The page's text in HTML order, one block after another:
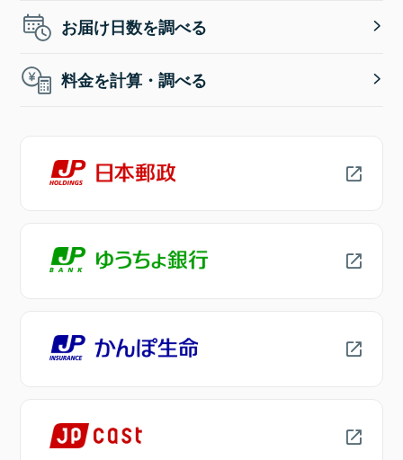
お届け日数を調べる
料金を計算・調べる